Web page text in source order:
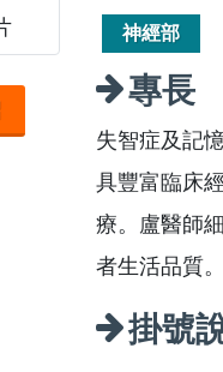
神經部
專長
失智症及記
具豐富臨床
療。盧醫師
者生活品質
掛號